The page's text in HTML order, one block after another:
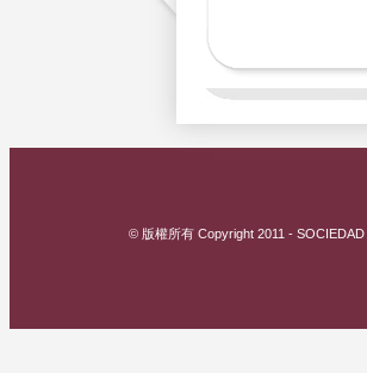
© 版權所有 Copyright 2011 -